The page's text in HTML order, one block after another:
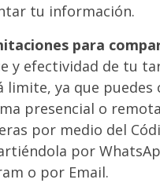
tu información.
para
y efectividad de tu
limite, ya que
presencial o
por medio del
por
o por Email.